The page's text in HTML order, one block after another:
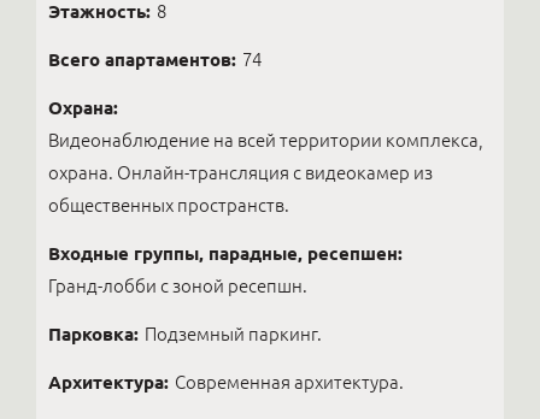
Этажность: 8
Всего апартаментов: 74
Охрана:
Видеонаблюдение на всей территории комплекса,
охрана. Онлайн-трансляция с видеокамер из
общественных пространств.
Входные группы, парадные, ресепшен:
Гранд-лобби с зоной ресепшн.
Парковка: Подземный паркинг.
Архитектура: Современная архитектура.